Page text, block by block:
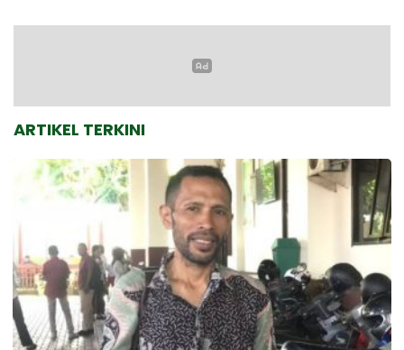
ARTIKEL TERKINI